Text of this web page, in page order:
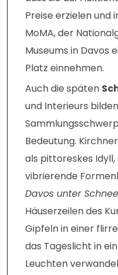
Preise erzielen und
MoMA, der
Museums in Davos
Platz einnehmen.
Auch die späten
und Interieurs
Bedeutung.
als pittoreskes
vibrierende
Davos unter Schnee
Häuserzeilen des
Gipfeln in einer
das Tageslicht in
Leuchten